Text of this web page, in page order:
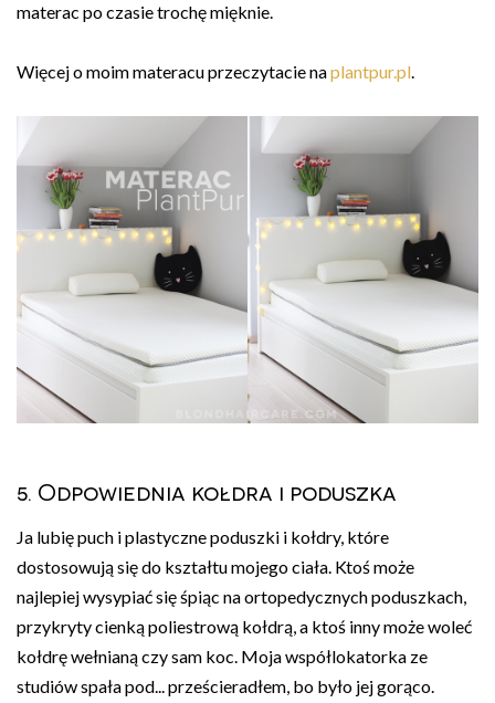
materac po czasie trochę mięknie.
Więcej o moim materacu przeczytacie naplantpur.pl.
5. Odpowiednia kołdra i poduszka
Ja lubię puch i plastyczne poduszki i kołdry, które
dostosowują się do kształtu mojego ciała. Ktoś może
najlepiej wysypiać się śpiąc na ortopedycznych poduszkach,
przykryty cienką poliestrową kołdrą, a ktoś inny może woleć
kołdrę wełnianą czy sam koc. Moja współlokatorka ze
studiów spała pod... prześcieradłem, bo było jej gorąco.